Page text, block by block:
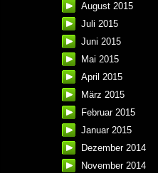
August 2015
Juli 2015
Juni 2015
Mai 2015
April 2015
März 2015
Februar 2015
Januar 2015
Dezember 2014
November 2014